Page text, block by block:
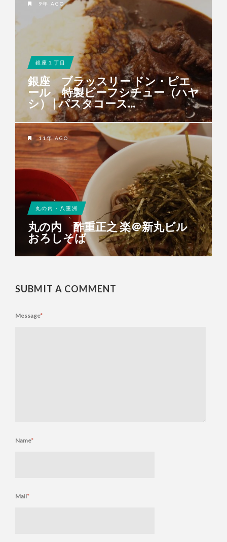
9年 AGO
銀座１丁目
銀座 ブラッスリー ドン・ピエ
ール 特製ビーフシチュー（ハヤ
シ） | パスタコース...
11年 AGO
丸の内・八重洲
丸の内 酢重正之 楽＠新丸ビル
おろしそば
SUBMIT A COMMENT
Message*
Name*
Mail*